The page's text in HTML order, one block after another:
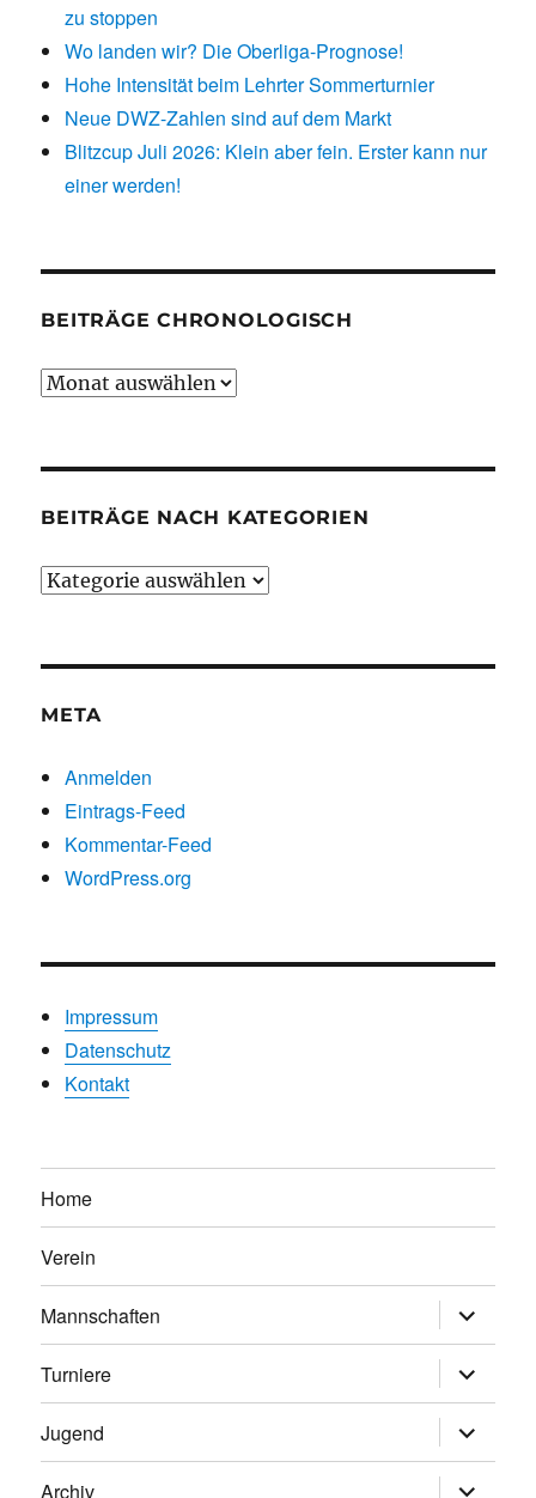
zu stoppen
Wo landen wir? Die Oberliga-Prognose!
Hohe Intensität beim Lehrter Sommerturnier
Neue DWZ-Zahlen sind auf dem Markt
Blitzcup Juli 2026: Klein aber fein. Erster kann nur
einer werden!
BEITRÄGE CHRONOLOGISCH
Beiträge
BEITRÄGE NACH KATEGORIEN
Beiträge
META
Anmelden
Eintrags-Feed
Kommentar-Feed
WordPress.org
Impressum
Datenschutz
Kontakt
Home
Verein
Mannschaften
anzeigen
Turniere
anzeigen
Jugend
anzeigen
Archiv